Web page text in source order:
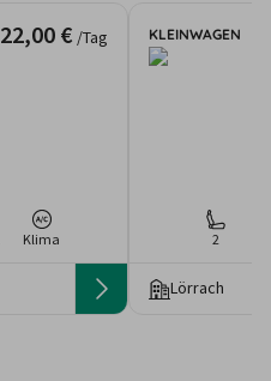
22,00 € /Tag
Klima
KLEINWAGEN
2
Lörrach